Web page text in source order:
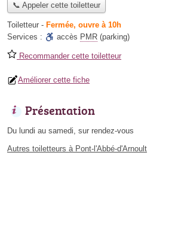
📞 Appeler cette toiletteur
Toiletteur - Fermée, ouvre à 10h
Services :
accès PMR (parking)
Recommander cette toiletteur
Améliorer cette fiche
Présentation
Du lundi au samedi, sur rendez-vous
Autres toiletteurs à Pont-l'Abbé-d'Arnoult